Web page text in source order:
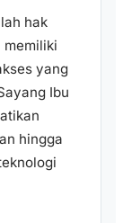
hak
memiliki
yang
Ibu
hingga